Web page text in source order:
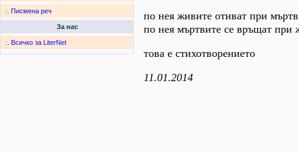
:. Писмена реч
За нас
:. Всичко за LiterNet
по нея живите отиват при
по нея мъртвите се връщат при
това е стихотворението
11.01.2014